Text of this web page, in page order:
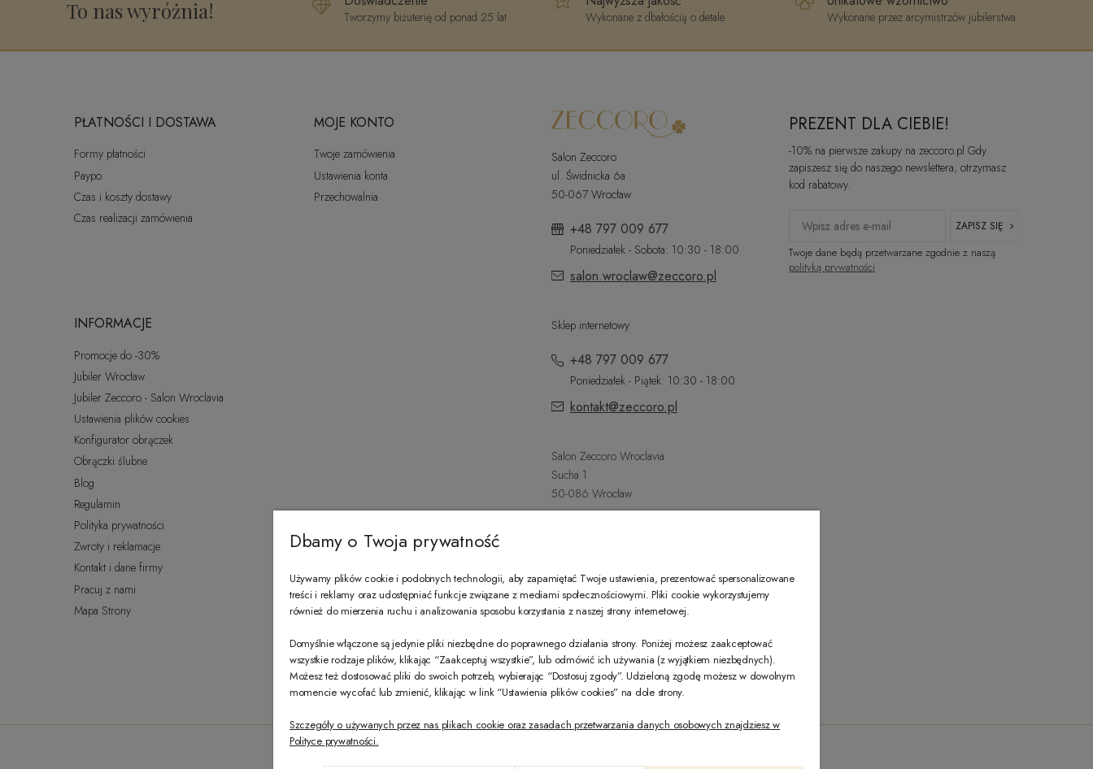
To nas wyróżnia! Tworzymy biżuterię od ponad 25 lat Wykonane z dbałością o detale Wykonane przez arcymistrzów jubilerstwa
PŁATNOŚCI I DOSTAWA
Formy płatności
Paypo
Czas i koszty dostawy
Czas realizacji zamówienia
MOJE KONTO
Twoje zamówienia
Ustawienia konta
Przechowalnia
INFORMACJE
Promocje do -30%
Jubiler Wrocław
Jubiler Zeccoro - Salon Wroclavia
Ustawienia plików cookies
Konfigurator obrączek
Obrączki ślubne
Blog
Regulamin
Polityka prywatności
Zwroty i reklamacje
Kontakt i dane firmy
Pracuj z nami
Mapa Strony
Salon Zeccoro
ul. Świdnicka 6a
50-067 Wrocław
+48 797 009 677
Poniedziałek - Sobota: 10:30 - 18:00
salon.wroclaw@zeccoro.pl
Sklep internetowy
+48 797 009 677
Poniedziałek - Piątek: 10:30 - 18:00
kontakt@zeccoro.pl
Salon Zeccoro Wroclavia
Sucha 1
50-086 Wrocław
wroclavia@zeccoro.pl
PREZENT DLA CIEBIE!
-10% na pierwsze zakupy na zeccoro.pl Gdy
zapiszesz się do naszego newslettera, otrzymasz
kod rabatowy.
ZAPISZ SIĘ
Twoje dane będą przetwarzane zgodnie z naszą
polityką prywatności
Dbamy o Twoja prywatność
Używamy plików cookie i podobnych technologii, aby zapamiętać Twoje ustawienia, prezentować spersonalizowane
treści i reklamy oraz udostępniać funkcje związane z mediami społecznościowymi. Pliki cookie wykorzystujemy
również do mierzenia ruchu i analizowania sposobu korzystania z naszej strony internetowej.
Domyślnie włączone są jedynie pliki niezbędne do poprawnego działania strony. Poniżej możesz zaakceptować
wszystkie rodzaje plików, klikając “Zaakceptuj wszystkie”, lub odmówić ich używania (z wyjątkiem niezbędnych).
Możesz też dostosować pliki do swoich potrzeb, wybierając “Dostosuj zgody”. Udzieloną zgodę możesz w dowolnym
momencie wycofać lub zmienić, klikając w link “Ustawienia plików cookies” na dole strony.
Szczegóły o używanych przez nas plikach cookie oraz zasadach przetwarzania danych osobowych znajdziesz w
Polityce prywatności.